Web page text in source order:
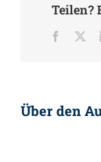
Teilen?
Über den